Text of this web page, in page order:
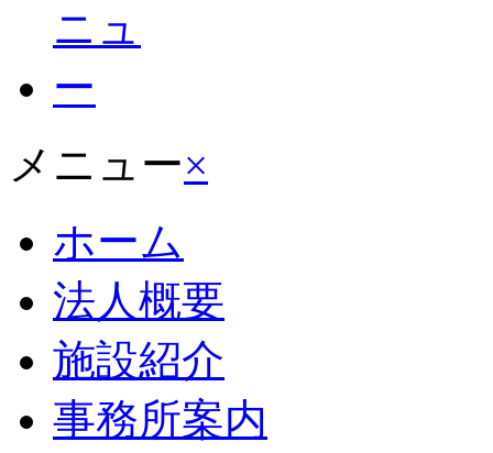
メニュー×
ホーム
法人概要
施設紹介
事務所案内